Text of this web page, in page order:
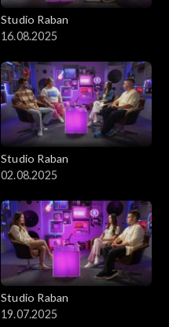
Studio Raban
16.08.2025
Studio Raban
02.08.2025
Studio Raban
19.07.2025